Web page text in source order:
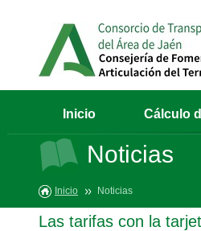
Inicio Cálculo
Noticias
Inicio Noticias
Las tarifas con la